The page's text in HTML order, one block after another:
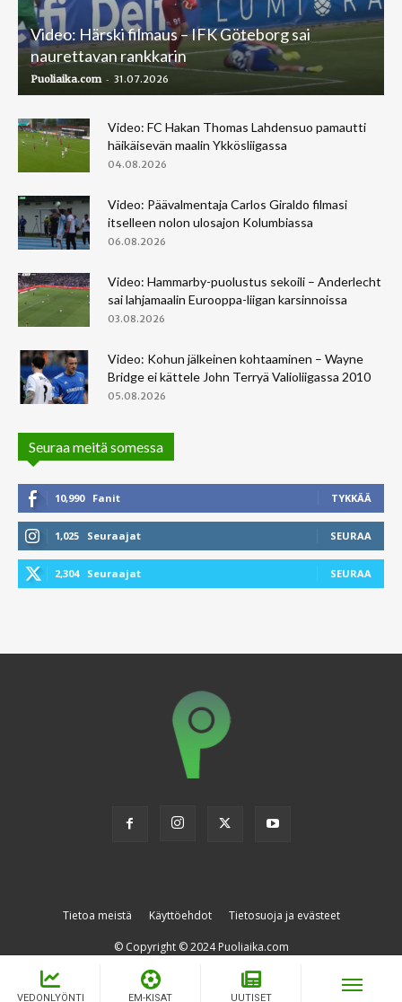
Video: Härski filmaus – IFK Göteborg sai
naurettavan rankkarin
Puoliaika.com - 31.07.2026
Video: FC Hakan Thomas Lahdensuo pamautti
häikäisevän maalin Ykkösliigassa
04.08.2026
Video: Päävalmentaja Carlos Giraldo filmasi
itselleen nolon ulosajon Kolumbiassa
06.08.2026
Video: Hammarby-puolustus sekoili – Anderlecht
sai lahjamaalin Eurooppa-liigan karsinnoissa
03.08.2026
Video: Kohun jälkeinen kohtaaminen – Wayne
Bridge ei kättele John Terryä Valioliigassa 2010
05.08.2026
Seuraa meitä somessa
10,990 Fanit TYKKÄÄ
1,025 Seuraajat SEURAA
2,304 Seuraajat SEURAA
Tietoa meistä Käyttöehdot Tietosuoja ja evästeet
© Copyright © 2024 Puoliaika.com